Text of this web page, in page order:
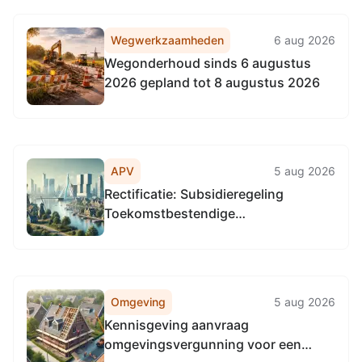
Wegwerkzaamheden 6 aug 2026
Wegonderhoud sinds 6 augustus
2026 gepland tot 8 augustus 2026
APV 5 aug 2026
Rectificatie: Subsidieregeling
Toekomstbestendige
Omgeving 5 aug 2026
Kennisgeving aanvraag
omgevingsvergunning voor een